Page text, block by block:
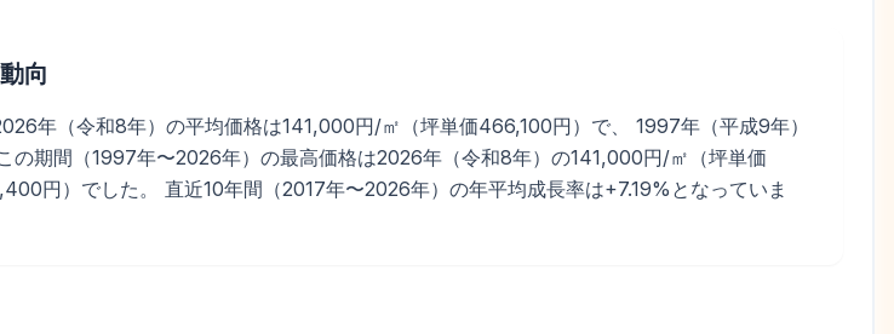
向
年（令和8年）の平均価格は141,000円/㎡（坪単価466,100円）で、 1997年（平成9年）
期間（1997年〜2026年）の最高価格は2026年（令和8年）の141,000円/㎡（坪単価
円）でした。 直近10年間（2017年〜2026年）の年平均成長率は+7.19%となっていま